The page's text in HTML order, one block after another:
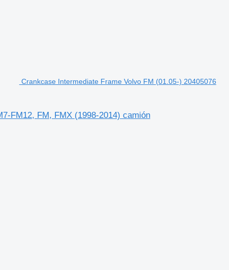
Crankcase Intermediate Frame Volvo FM (01.05-) 20405076
FM12, FM, FMX (1998-2014) camión